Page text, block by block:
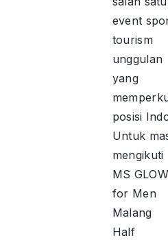
event
tourism
unggulan
yang
posisi
Untuk
mengikuti
MS GLOW
for Men
Malang
Half